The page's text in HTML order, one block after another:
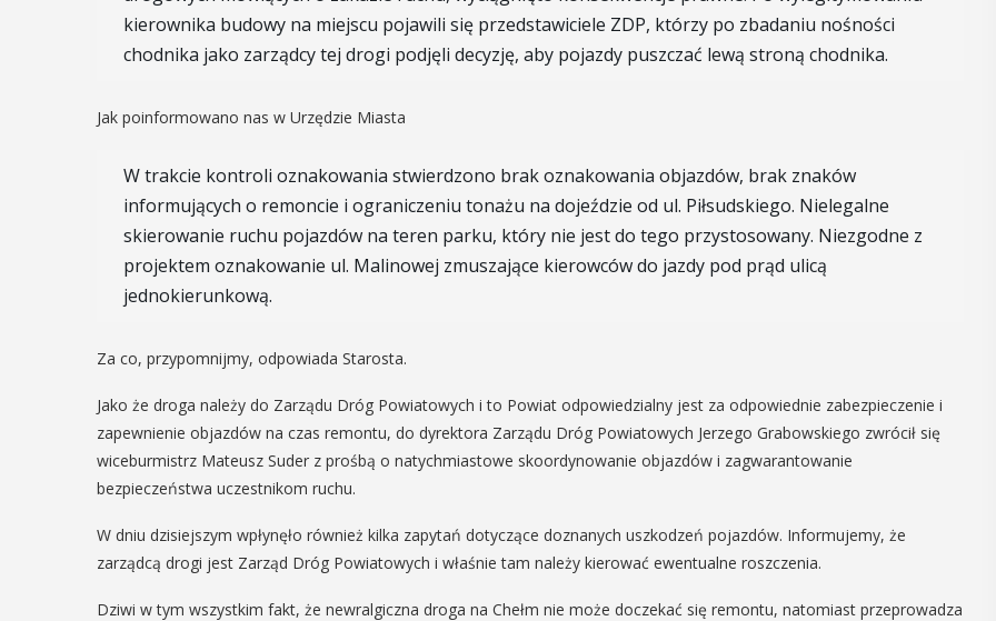
kierownika budowy na miejscu pojawili się przedstawiciele ZDP, którzy po zbadaniu nośności
chodnika jako zarządcy tej drogi podjęli decyzję, aby pojazdy puszczać lewą stroną chodnika.
Jak poinformowano nas w Urzędzie Miasta
W trakcie kontroli oznakowania stwierdzono brak oznakowania objazdów, brak znaków
informujących o remoncie i ograniczeniu tonażu na dojeździe od ul. Piłsudskiego. Nielegalne
skierowanie ruchu pojazdów na teren parku, który nie jest do tego przystosowany. Niezgodne z
projektem oznakowanie ul. Malinowej zmuszające kierowców do jazdy pod prąd ulicą
jednokierunkową.
Za co, przypomnijmy, odpowiada Starosta.
Jako że droga należy do Zarządu Dróg Powiatowych i to Powiat odpowiedzialny jest za odpowiednie zabezpieczenie i
zapewnienie objazdów na czas remontu, do dyrektora Zarządu Dróg Powiatowych Jerzego Grabowskiego zwrócił się
wiceburmistrz Mateusz Suder z prośbą o natychmiastowe skoordynowanie objazdów i zagwarantowanie
bezpieczeństwa uczestnikom ruchu.
W dniu dzisiejszym wpłynęło również kilka zapytań dotyczące doznanych uszkodzeń pojazdów. Informujemy, że
zarządcą drogi jest Zarząd Dróg Powiatowych i właśnie tam należy kierować ewentualne roszczenia.
Dziwi w tym wszystkim fakt, że newralgiczna droga na Chełm nie może doczekać się remontu, natomiast przeprowadza
i
odbędzie się
Turnieju Myślimira.
organizowane przez
w Myślenicach
12 MAJ
Spotkanie
Seniorów w
Jaworniku
przygotować się na nadchodzące lato,
wykonane własnoręcznie. Uuczestnicy
będą proszeni o przyniesienie
słoiczków ...
POKAŻ SZCZEGÓŁY
16 MAJ
Dzień otwarty
Biblioteki
Pedagogicznej
Spotkanie z robotami - Ozobot i Photon
zapraszają dzieci do wspólnej zabawy.
Magiczne ...
POKAŻ SZCZEGÓŁY